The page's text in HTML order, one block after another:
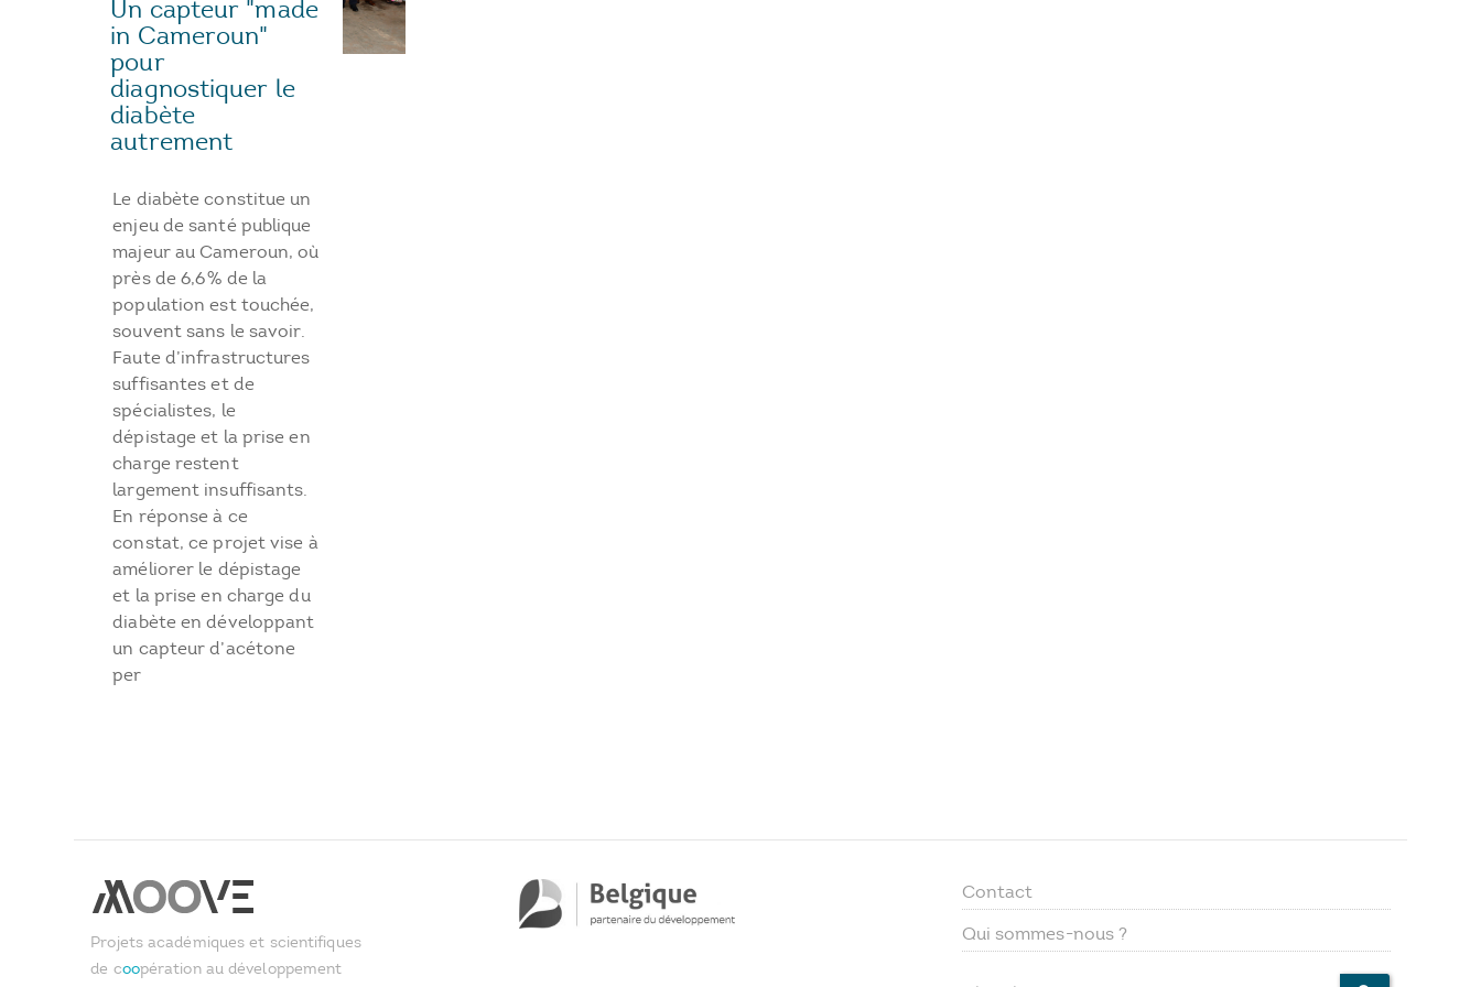
Un capteur "made
in Cameroun"
pour
diagnostiquer le
diabète
autrement
Le diabète constitue un
enjeu de santé publique
majeur au Cameroun, où
près de 6,6 % de la
population est touchée,
souvent sans le savoir.
Faute d’infrastructures
suffisantes et de
spécialistes, le
dépistage et la prise en
charge restent
largement insuffisants.
En réponse à ce
constat, ce projet vise à
améliorer le dépistage
et la prise en charge du
diabète en développant
un capteur d’acétone
per
Projets académiques et scientifiques
de coopération au développement
Footer
Contact
Qui sommes-nous ?